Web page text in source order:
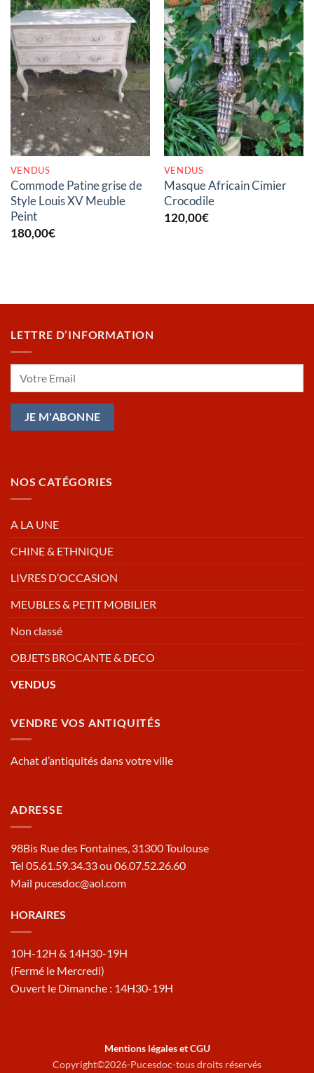
RUPTURE DE STOCK
VENDUS
Commode Patine grise de
Style Louis XV Meuble
Peint
180,00€
RUPTURE DE STOCK
VENDUS
Masque Africain Cimier
Crocodile
120,00€
LETTRE D’INFORMATION
NOS CATÉGORIES
A LA UNE
CHINE & ETHNIQUE
LIVRES D’OCCASION
MEUBLES & PETIT MOBILIER
Non classé
OBJETS BROCANTE & DECO
VENDUS
VENDRE VOS ANTIQUITÉS
Achat d’antiquités dans votre ville
ADRESSE
98Bis Rue des Fontaines, 31300 Toulouse
Tel 05.61.59.34.33 ou 06.07.52.26.60
Mail pucesdoc@aol.com
HORAIRES
10H-12H & 14H30-19H
(Fermé le Mercredi)
Ouvert le Dimanche : 14H30-19H
Mentions légales et CGU
Copyright©2026-Pucesdoc-tous droits réservés